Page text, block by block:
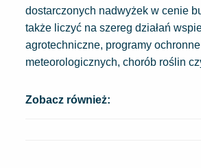
dostarczonych nadwyżek w cenie
także liczyć na szereg działań
agrotechniczne, programy
meteorologicznych, chorób roślin
Zobacz również: